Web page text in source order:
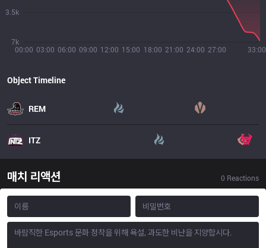
00:00 03:00 06:00 09:00 12:00 15:00 18:00 21:00 24:00 27:00 33:00
7k
3.5k
Object Timeline
REM
ITZ
매치 리액션 0 Reactions